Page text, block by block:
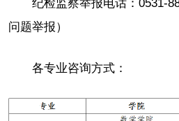
纪检监察举报电话：0531-
问题举报）
各专业咨询方式：